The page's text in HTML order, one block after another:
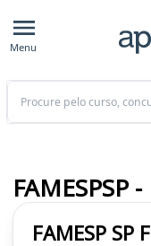
Menu
Buscar
FAMESP
FAMESPSP